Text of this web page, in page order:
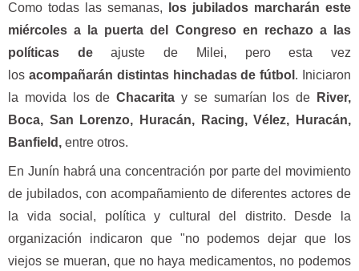
Como todas las semanas, los jubilados marcharán este
miércoles a la puerta del Congreso en rechazo a las
políticas deajuste de Milei, pero esta vez
los acompañarán distintas hinchadas de fútbol . Iniciaron
la movida los deChacaritay se sumarían los de
River,
Boca, San Lorenzo, Huracán, Racing, Vélez, Huracán,
Banfield, entre otros.
En Junín habrá una concentración por parte del movimiento
de jubilados, con acompañamiento de diferentes actores de
la vida social, política y cultural del distrito. Desde la
organización indicaron que "no podemos dejar que los
viejos se mueran, que no haya medicamentos, no podemos